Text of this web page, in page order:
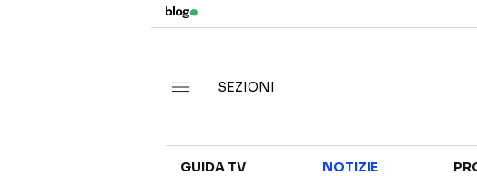
SEZIONI
GUIDA TV NOTIZIE